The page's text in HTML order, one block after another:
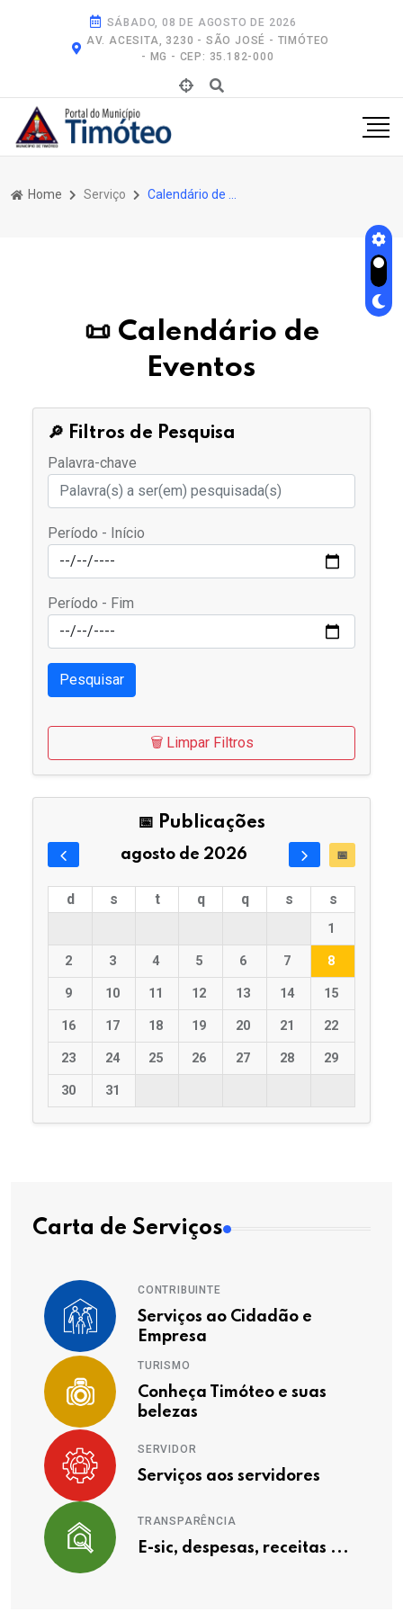
SÁBADO, 08 DE AGOSTO DE 2026
AV. ACESITA, 3230 - SÃO JOSÉ - TIMÓTEO
- MG - CEP: 35.182-000
Home Serviço
📜 Calendário de
Eventos
🔎 Filtros de Pesquisa
Palavra-chave
Período - Início
Período - Fim
Pesquisar
🗑️ Limpar Filtros
📅 Publicações
agosto de 2026 📅
d s t q q s s
1
2 3 4 5 6 7 8
9 10 11 12 13 14 15
16 17 18 19 20 21 22
23 24 25 26 27 28 29
30 31
Carta de Serviços
CONTRIBUINTE
Serviços ao Cidadão e
Empresa
TURISMO
Conheça Timóteo e suas
belezas
SERVIDOR
Serviços aos servidores
TRANSPARÊNCIA
E-sic, despesas, receitas ...